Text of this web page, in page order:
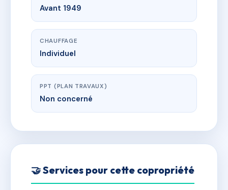
Avant 1949
CHAUFFAGE
Individuel
PPT (PLAN TRAVAUX)
Non concerné
🤝 Services pour cette copropriété